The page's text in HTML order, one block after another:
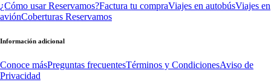
¿Cómo usar Reservamos?Factura tu compraViajes en autobúsViajes en
aviónCoberturas Reservamos
Información adicional
Conoce másPreguntas frecuentesTérminos y CondicionesAviso de
Privacidad